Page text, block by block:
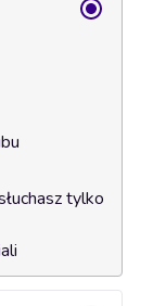
tylko